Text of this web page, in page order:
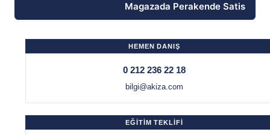
Magazada Perakende Satis
HEMEN DANIŞ
0 212 236 22 18
bilgi@akiza.com
EĞİTİM TEKLİFİ